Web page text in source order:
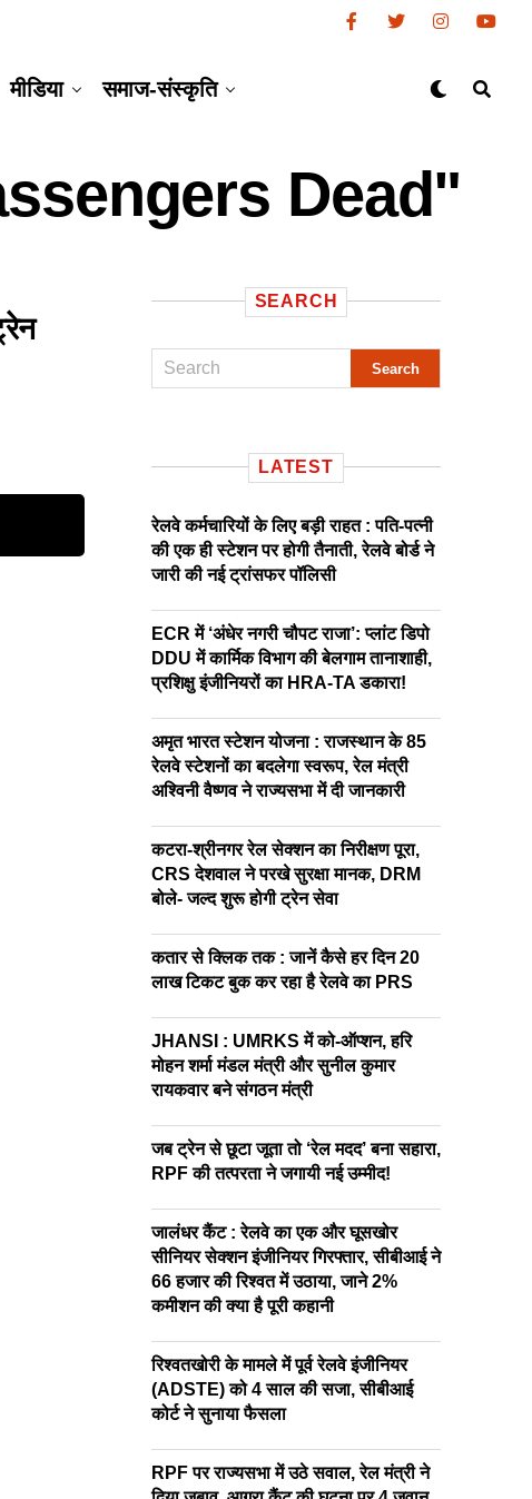
मीडिया समाज-संस्कृति
Dead"
SEARCH
LATEST
रेलवे कर्मचारियों के लिए बड़ी राहत : पति-पत्नी
की एक ही स्टेशन पर होगी तैनाती, रेलवे बोर्ड ने
जारी की नई ट्रांसफर पॉलिसी
ECR में ‘अंधेर नगरी चौपट राजा’: प्लांट डिपो
DDU में कार्मिक विभाग की बेलगाम तानाशाही,
प्रशिक्षु इंजीनियरों का HRA-TA डकारा!
अमृत भारत स्टेशन योजना : राजस्थान के 85
रेलवे स्टेशनों का बदलेगा स्वरूप, रेल मंत्री
अश्विनी वैष्णव ने राज्यसभा में दी जानकारी
कटरा-श्रीनगर रेल सेक्शन का निरीक्षण पूरा,
CRS देशवाल ने परखे सुरक्षा मानक, DRM
बोले- जल्द शुरू होगी ट्रेन सेवा
कतार से क्लिक तक : जानें कैसे हर दिन 20
लाख टिकट बुक कर रहा है रेलवे का PRS
JHANSI : UMRKS में को-ऑप्शन, हरि
मोहन शर्मा मंडल मंत्री और सुनील कुमार
रायकवार बने संगठन मंत्री
जब ट्रेन से छूटा जूता तो ‘रेल मदद’ बना सहारा,
RPF की तत्परता ने जगायी नई उम्मीद!
जालंधर कैंट : रेलवे का एक और घूसखोर
सीनियर सेक्शन इंजीनियर गिरफ्तार, सीबीआई ने
66 हजार की रिश्वत में उठाया, जाने 2%
कमीशन की क्या है पूरी कहानी
रिश्वतखोरी के मामले में पूर्व रेलवे इंजीनियर
(ADSTE) को 4 साल की सजा, सीबीआई
कोर्ट ने सुनाया फैसला
RPF पर राज्यसभा में उठे सवाल, रेल मंत्री ने